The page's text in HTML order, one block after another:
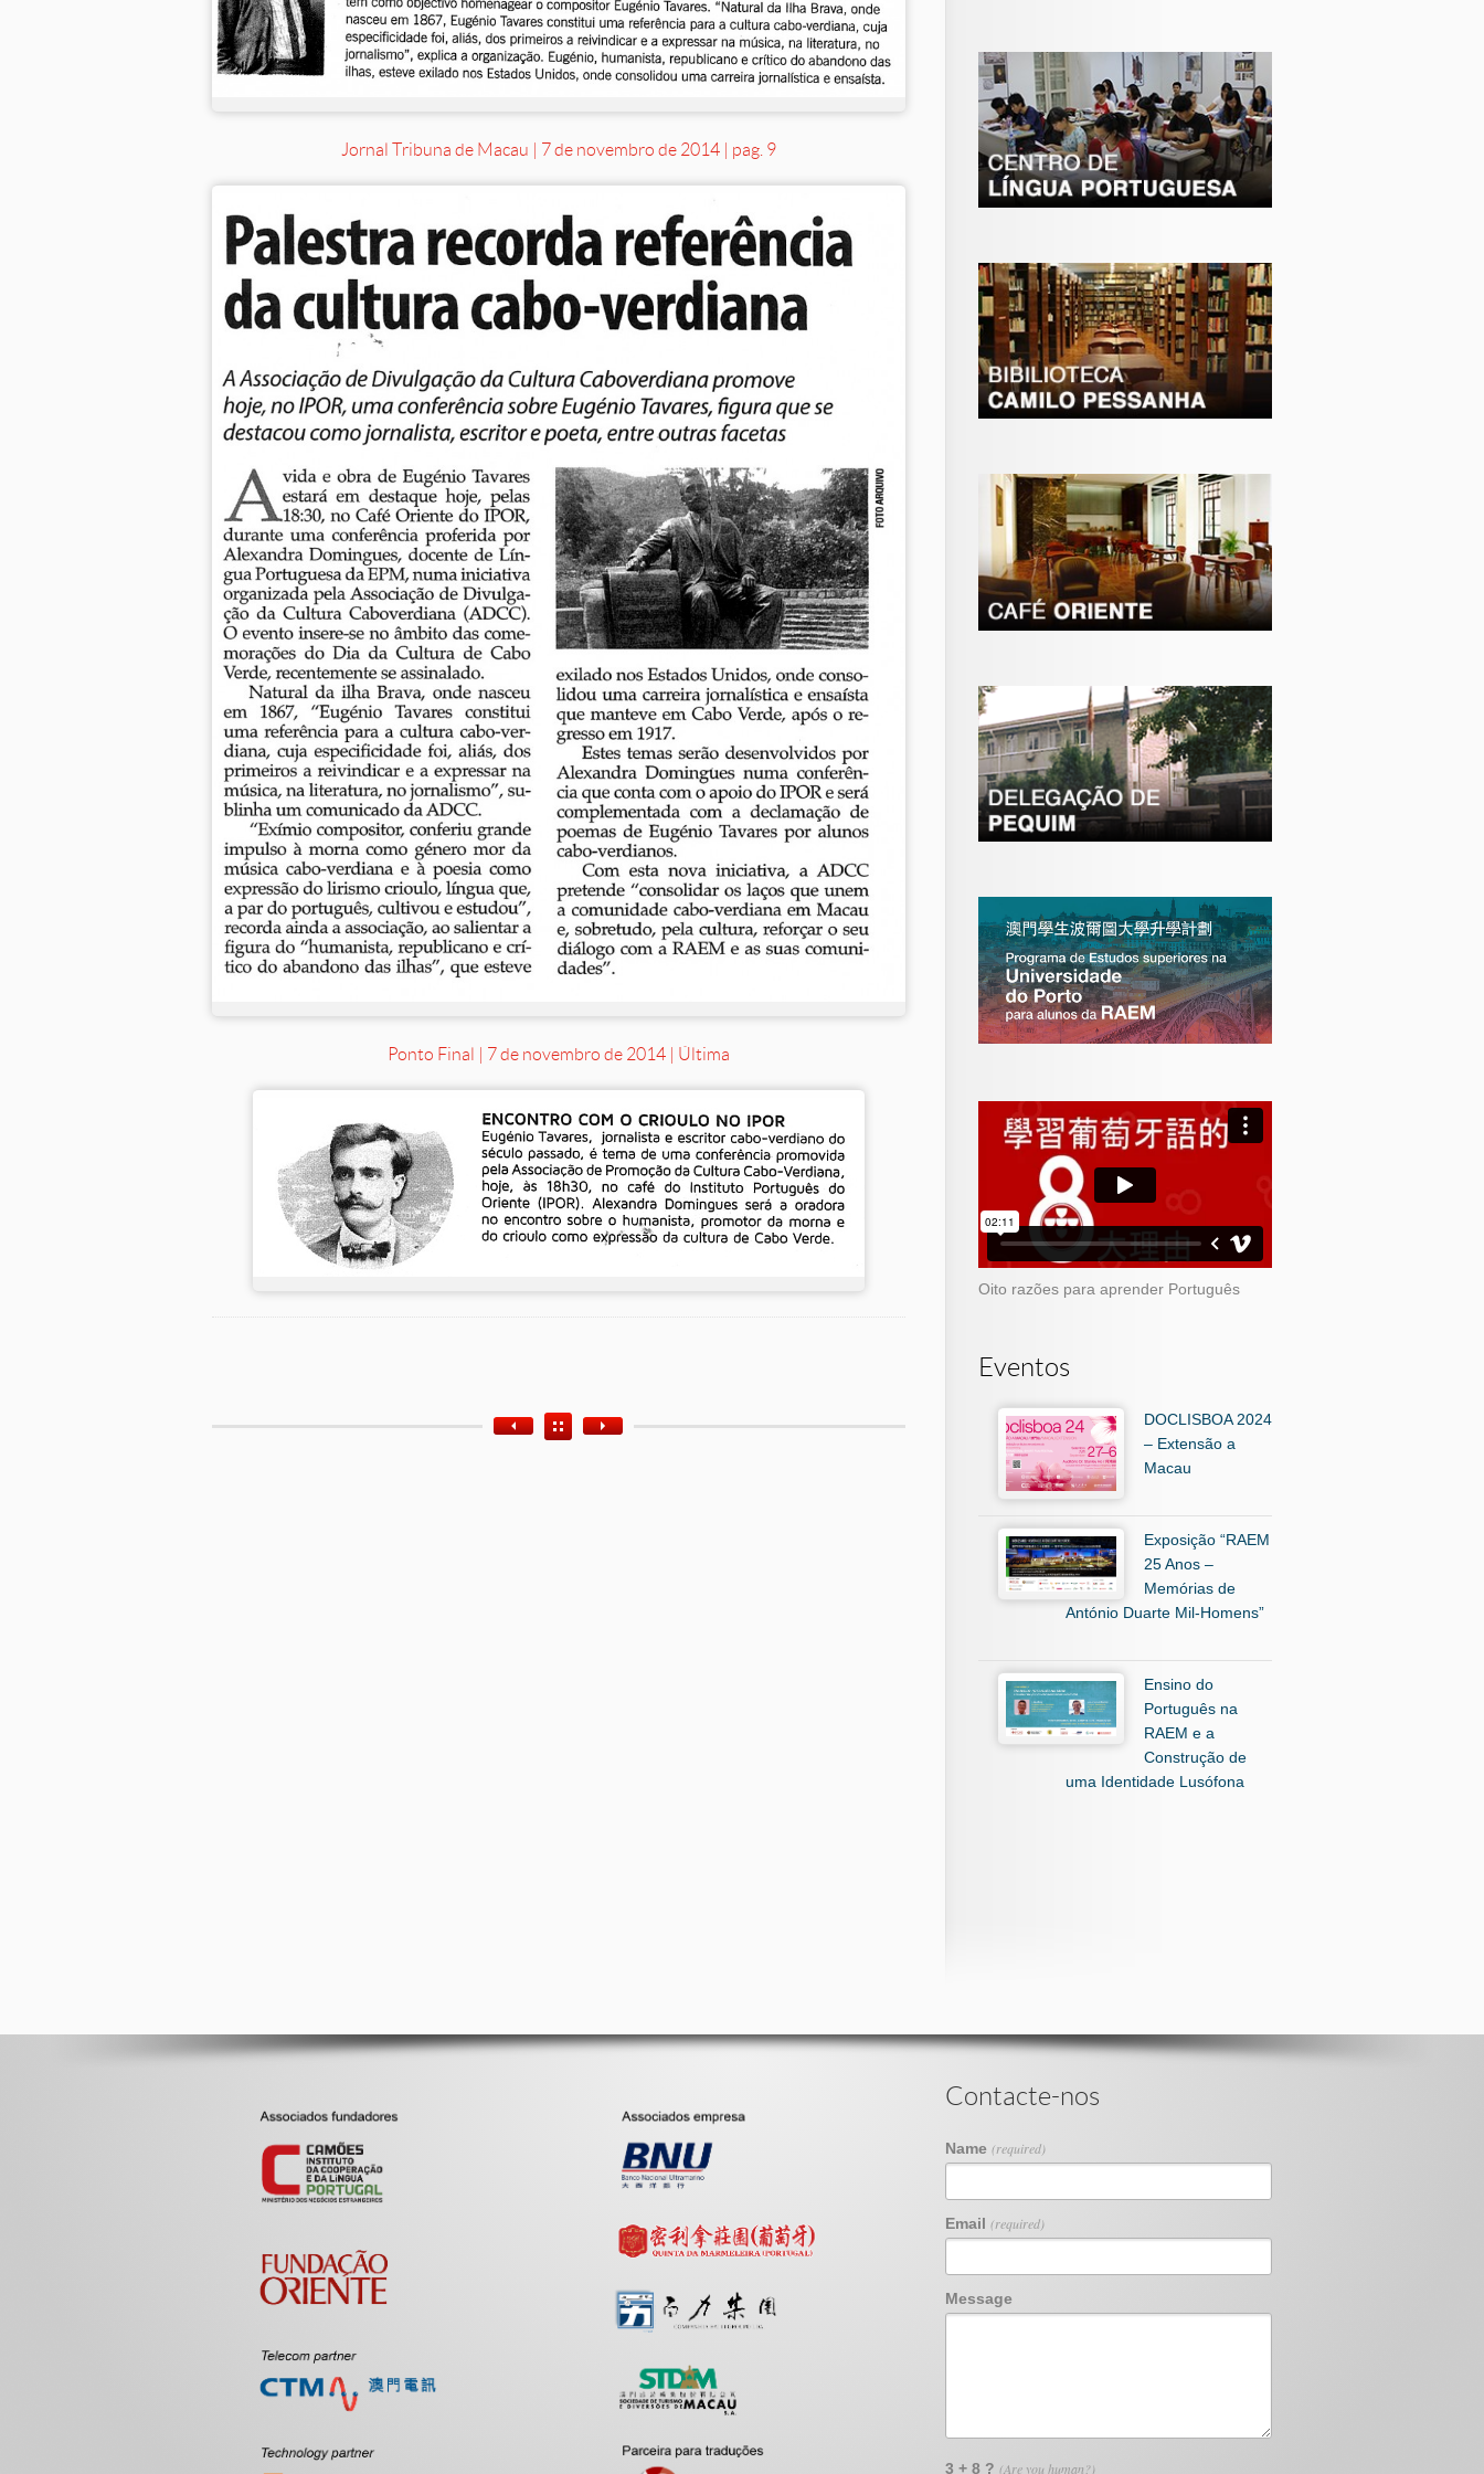
Jornal Tribuna de Macau | 7 de novembro de 2014 | pag. 9
Ponto Final | 7 de novembro de 2014 | Última
Oito razões para aprender Português
Eventos
DOCLISBOA 2024
– Extensão a
Macau
Exposição “RAEM
25 Anos –
Memórias de
António Duarte Mil-Homens”
Ensino do
Português na
RAEM e a
Construção de
uma Identidade Lusófona
Contacte-nos
Name (required)
Email (required)
Message
3 + 8 ? (Are you human?)